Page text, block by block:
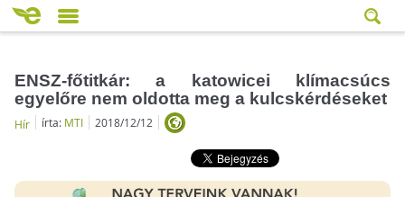
ENSZ-főtitkár: a katowicei klímacsúcs
egyelőre nem oldotta meg a kulcskérdéseket
Hír írta: MTI 2018/12/12